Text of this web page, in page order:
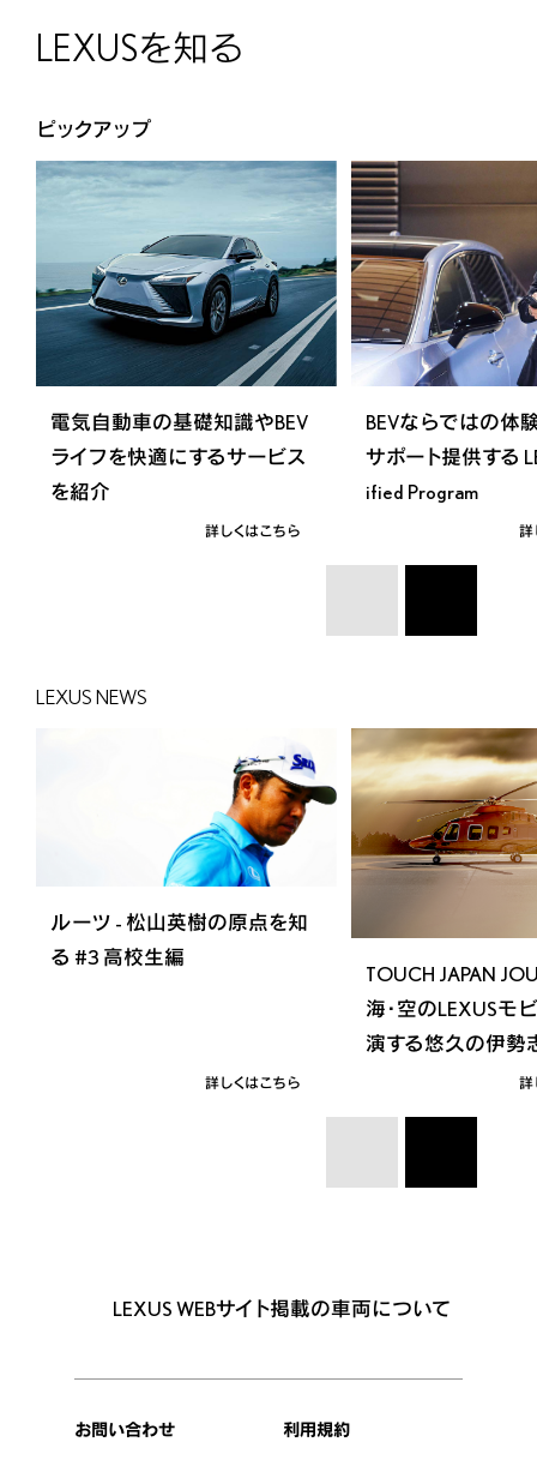
LEXUSを知る
ピックアップ
電気自動車の基礎知識やBEV
ライフを快適にするサービス
を紹介
詳しくはこちら
BEVならではの体
サポート提供する
ified Program
詳
LEXUS NEWS
ルーツ - 松山英樹の原点を知
る #3 高校生編
詳しくはこちら
TOUCH JAPAN
海・空のLEXUSモ
演する悠久の伊勢
詳
LEXUS WEBサイト掲載の車両について
お問い合わせ 利用規約